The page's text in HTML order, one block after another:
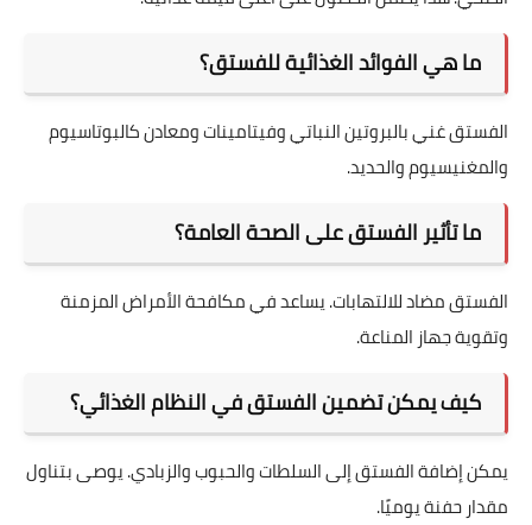
ما هي الفوائد الغذائية للفستق؟
الفستق غني بالبروتين النباتي وفيتامينات ومعادن كالبوتاسيوم
والمغنيسيوم والحديد.
ما تأثير الفستق على الصحة العامة؟
الفستق مضاد للالتهابات. يساعد في مكافحة الأمراض المزمنة
وتقوية جهاز المناعة.
كيف يمكن تضمين الفستق في النظام الغذائي؟
يمكن إضافة الفستق إلى السلطات والحبوب والزبادي. يوصى بتناول
مقدار حفنة يوميًا.